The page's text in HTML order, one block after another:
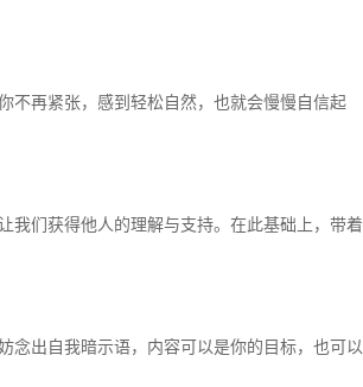
不再紧张，感到轻松自然，也就会慢慢自信起
我们获得他人的理解与支持。在此基础上，带着
念出自我暗示语，内容可以是你的目标，也可以